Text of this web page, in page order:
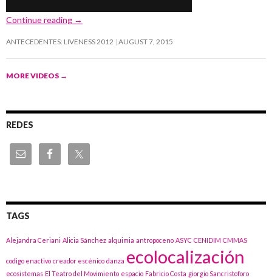
Continue reading →
ANTECEDENTES: LIVENESS 2012 AUGUST 7, 2015
MORE VIDEOS →
REDES
TAGS
Alejandra Ceriani Alicia Sánchez alquimia antropoceno ASYC CENIDIM CMMAS
codigo enactivo creador escénico danza ecolocalización
ecosistemas El Teatro del Movimiento espacio Fabricio Costa giorgio Sancristoforo